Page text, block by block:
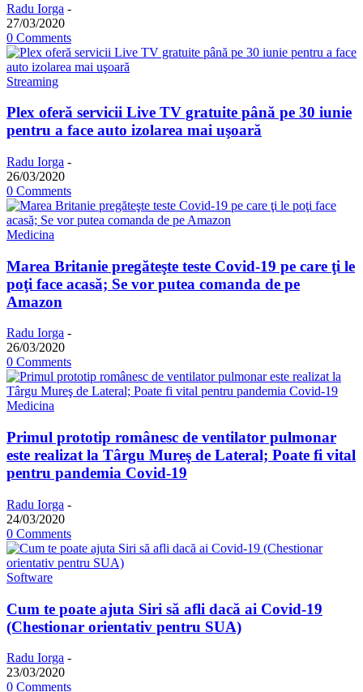
Radu Iorga -
27/03/2020
0 Comments
Streaming
Plex oferă servicii Live TV gratuite până pe 30 iunie
pentru a face auto izolarea mai uşoară
Radu Iorga -
26/03/2020
0 Comments
Medicina
Marea Britanie pregăteşte teste Covid-19 pe care ţi le
poţi face acasă; Se vor putea comanda de pe
Amazon
Radu Iorga -
26/03/2020
0 Comments
Medicina
Primul prototip românesc de ventilator pulmonar
este realizat la Târgu Mureş de Lateral; Poate fi vital
pentru pandemia Covid-19
Radu Iorga -
24/03/2020
0 Comments
Software
Cum te poate ajuta Siri să afli dacă ai Covid-19
(Chestionar orientativ pentru SUA)
Radu Iorga -
23/03/2020
0 Comments